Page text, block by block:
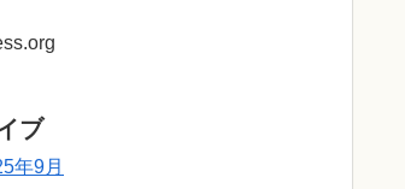
ブ
年9月